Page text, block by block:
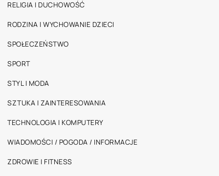
RELIGIA I DUCHOWOŚĆ
RODZINA I WYCHOWANIE DZIECI
SPOŁECZEŃSTWO
SPORT
STYL I MODA
SZTUKA I ZAINTERESOWANIA
TECHNOLOGIA I KOMPUTERY
WIADOMOŚCI / POGODA / INFORMACJE
ZDROWIE I FITNESS